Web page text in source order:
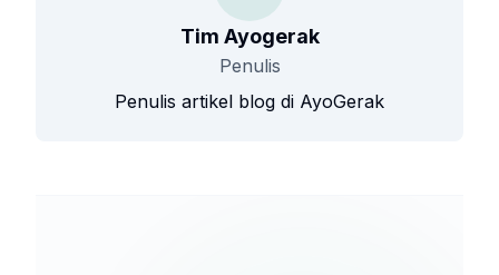
Tim Ayogerak
Penulis
Penulis artikel blog di AyoGerak